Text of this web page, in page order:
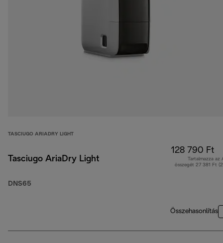
TASCIUGO ARIADRY LIGHT
Tasciugo AriaDry Light
DNS65
128 790 Ft
Tartalmazza az
összegét 27 381 Ft
Összehasonlítás